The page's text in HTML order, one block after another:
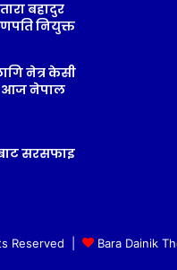
बहादुर
नियुक्त
नेत्र केसी
आज नेपाल
सरसफाइ
Reserved | Bara Dainik